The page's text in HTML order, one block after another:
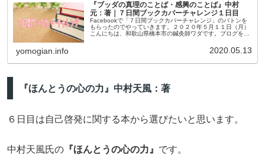
『ブッダの真理のことば・感興のことば』中村
元：著｜７日間ブックカバーチャレンジ１日目
Facebookで「７日間ブックカバーチャレンジ」のバトンを
もらったのでやっていきます。２０２０年５月１１日（月）
こんにちは、和歌山県橋本市の鍼灸師ワダです。ブログをご
yomogian.info 2020.05.13
『ほんとうの心の力』中村天風：著
６日目は自己啓発に関する本から選びたいと思います。
中村天風氏の 『ほんとうの心の力』 です。